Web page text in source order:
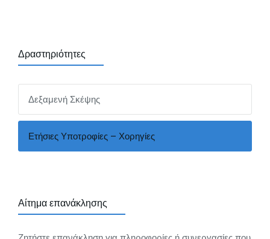
Δραστηριότητες
Δεξαμενή Σκέψης
Ετήσιες Υποτροφίες – Χορηγίες
Αίτημα επανάκλησης